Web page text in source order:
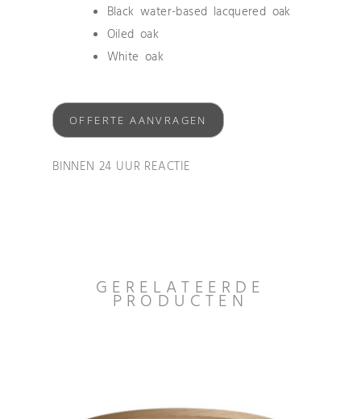
Black water-based lacquered oak
Oiled oak
White oak
OFFERTE AANVRAGEN
BINNEN 24 UUR REACTIE
GERELATEERDE
PRODUCTEN